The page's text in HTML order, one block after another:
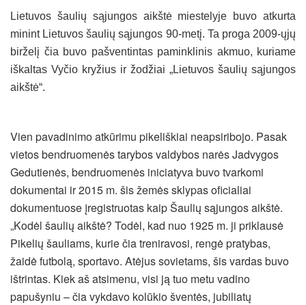
Lietuvos šaulių sąjungos aikštė miestelyje buvo atkurta
minint Lietuvos šaulių sąjungos 90-metį. Ta proga 2009-ųjų
birželį čia buvo pašventintas paminklinis akmuo, kuriame
iškaltas Vyčio kryžius ir žodžiai „Lietuvos šaulių sąjungos
aikštė“.
Vien pavadinimo atkūrimu pikeliškiai neapsiribojo. Pasak
vietos bendruomenės tarybos valdybos narės Jadvygos
Gedutienės, bendruomenės iniciatyva buvo tvarkomi
dokumentai ir 2015 m. šis žemės sklypas oficialiai
dokumentuose įregistruotas kaip Šaulių sąjungos aikštė.
„Kodėl šaulių aikštė? Todėl, kad nuo 1925 m. ji priklausė
Pikelių šauliams, kurie čia treniravosi, rengė pratybas,
žaidė futbolą, sportavo. Atėjus sovietams, šis vardas buvo
ištrintas. Kiek aš atsimenu, visi ją tuo metu vadino
papušyniu – čia vykdavo kolūkio šventės, jubiliatų